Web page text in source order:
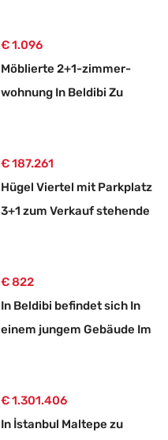
€ 1.096
Möblierte 2+1-zimmer-
wohnung In Beldibi Zu
€ 187.261
Hügel Viertel mit Parkplatz
3+1 zum Verkauf stehende
€ 822
In Beldibi befindet sich In
einem jungem Gebäude Im
Mietwohnung
€ 1.301.406
In İstanbul Maltepe zu